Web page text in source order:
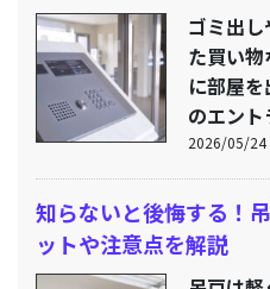
ゴミ出
た買い
に部屋
のエン
2026/05/24
知らないと後悔する！
ットや注意点を解説